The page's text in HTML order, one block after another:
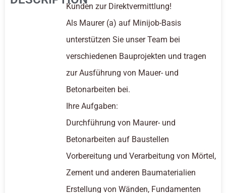
Kunden zur Direktvermittlung!
Als Maurer (a) auf Minijob-Basis
unterstützen Sie unser Team bei
verschiedenen Bauprojekten und tragen
zur Ausführung von Mauer- und
Betonarbeiten bei.
Ihre Aufgaben:
Durchführung von Maurer- und
Betonarbeiten auf Baustellen
Vorbereitung und Verarbeitung von Mörtel,
Zement und anderen Baumaterialien
Erstellung von Wänden, Fundamenten